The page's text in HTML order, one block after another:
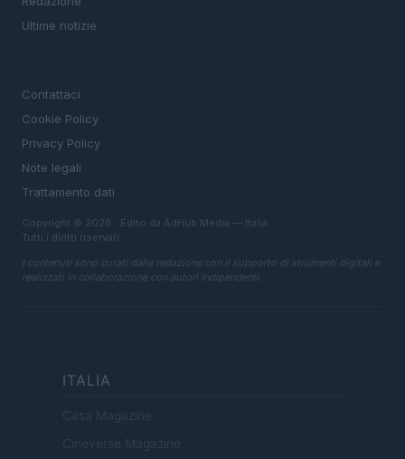
Ultime notizie
Contattaci
Cookie Policy
Privacy Policy
Note legali
Trattamento dati
Copyright © 2026 · Edito da AdHub Media — Italia
Tutti i diritti riservati
I contenuti sono curati dalla redazione con il supporto di strumenti digitali e
realizzati in collaborazione con autori indipendenti.
ITALIA
Casa Magazine
Cineverse Magazine